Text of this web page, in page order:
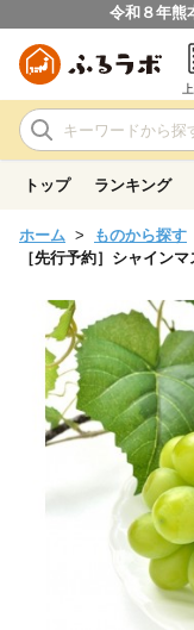
令和８年熊
トップ ランキング
ホーム ものから探す
［先行予約］シャイン